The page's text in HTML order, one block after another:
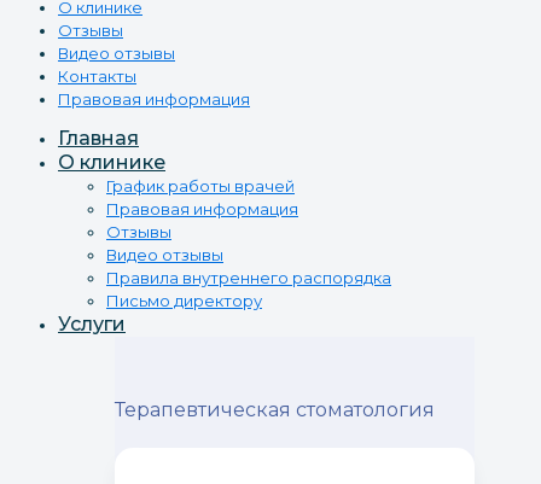
О клинике
Отзывы
Видео отзывы
Контакты
Правовая информация
Главная
О клинике
График работы врачей
Правовая информация
Отзывы
Видео отзывы
Правила внутреннего распорядка
Письмо директору
Услуги
Терапевтическая стоматология